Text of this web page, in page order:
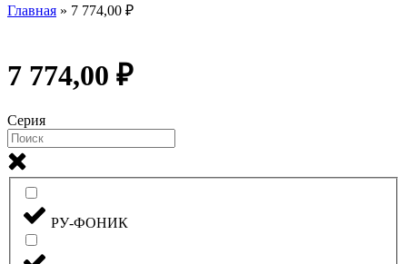
Главная » 7 774,00 ₽
7 774,00 ₽
Серия
РУ-ФОНИК